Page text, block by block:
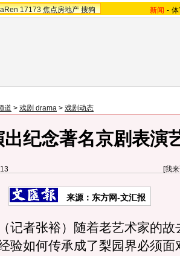
17173 焦点房地产 搜狗 新闻 -
道 > 戏剧 drama > 戏剧动态
纪念著名京剧表演
[我
来源：东方网-文汇报
者张裕）随着老艺术家的故
验如何传承成了梨园界必须面